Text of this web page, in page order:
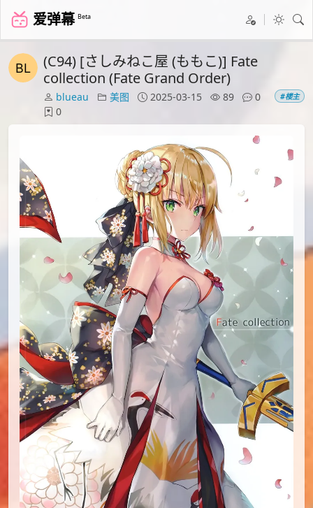
爱弹幕 Beta
(C94) [さしみねこ屋 (ももこ)] Fate
collection (Fate Grand Order)
blueau 美图 2025-03-15 89
0
0
#楼主